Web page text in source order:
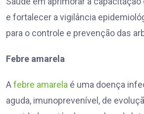
e fortalecer a vigilância
para o controle e prevenção das
Febre amarela
Afebre amarela é uma doença
aguda, imunoprevenível, de